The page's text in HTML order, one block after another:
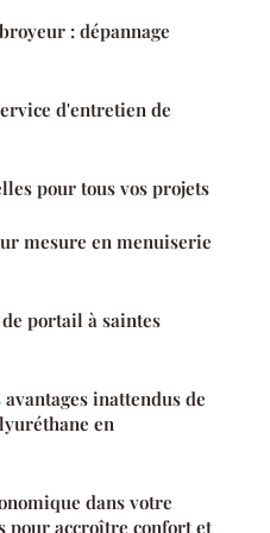
: dépannage
d'entretien de
pour tous vos projets
mesure en menuiserie
portail à saintes
inattendus de
en
dans votre
pour accroître confort et